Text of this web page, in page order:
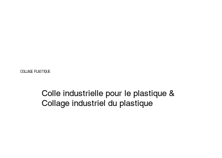
Colle industrielle pour le plastique &
Collage industriel du plastique
COLLAGE PLASTIQUE